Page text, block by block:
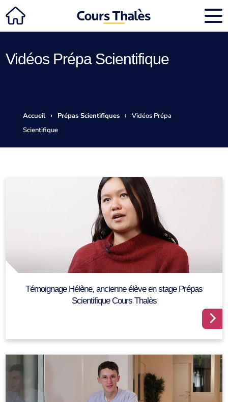
Vidéos Prépa Scientifique
Accueil › Prépas Scientifiques ›
Vidéos Prépa
Scientifique
Témoignage Hélène, ancienne élève en stage Prépas
Scientifique Cours Thalès